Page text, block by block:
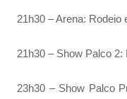
21h30 – Arena: Rodeio
21h30 – Show Palco
23h30 – Show Palco